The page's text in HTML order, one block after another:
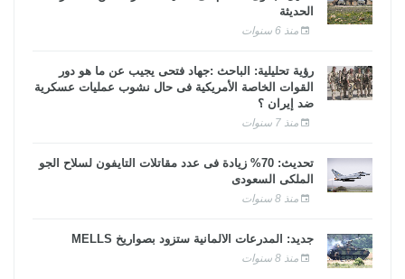
الحديثة
منذ 6 سنوات
رؤية تحليلية: الباحث :جهاد فتحى يجيب عن ما هو دور
القوات الخاصة الأمريكية فى حال نشوب عمليات عسكرية
ضد إيران ؟
منذ 7 سنوات
تحديث: 70% زيادة فى عدد مقاتلات التايفون لسلاح الجو
الملكى السعودى
منذ 8 سنوات
جديد: المدرعات الألمانية ستزود بصواريخ MELLS
منذ 8 سنوات